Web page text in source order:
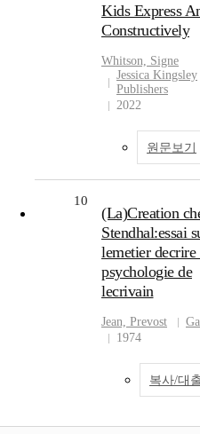
Kids Express
Constructively
Whitson, Signe
Jessica Kingsley
Publishers
2022
원문보기
10
(La)Creation
Stendhal:essai
lemetier decrire
psychologie de
lecrivain
Jean, Prevost
1974
복사/대